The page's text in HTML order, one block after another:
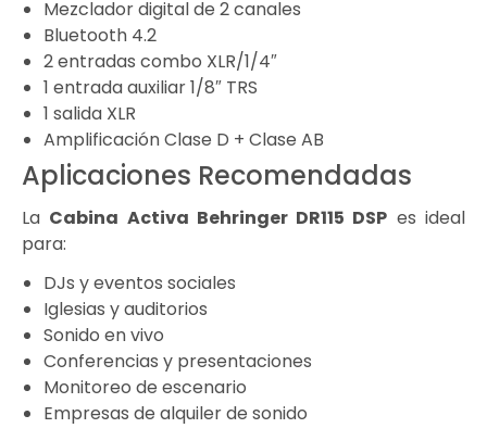
Mezclador digital de 2 canales
Bluetooth 4.2
2 entradas combo XLR/1/4″
1 entrada auxiliar 1/8″ TRS
1 salida XLR
Amplificación Clase D + Clase AB
Aplicaciones Recomendadas
La Cabina Activa Behringer DR115 DSP es ideal
para:
DJs y eventos sociales
Iglesias y auditorios
Sonido en vivo
Conferencias y presentaciones
Monitoreo de escenario
Empresas de alquiler de sonido